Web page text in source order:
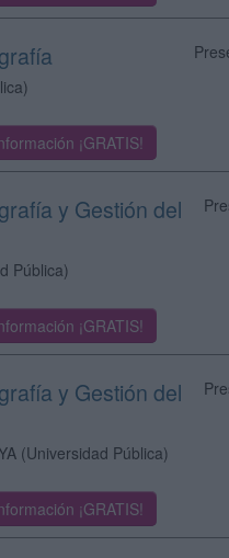
¡GRATIS!
y Gestión del
Pública)
¡GRATIS!
y Gestión del
(Universidad Pública)
¡GRATIS!